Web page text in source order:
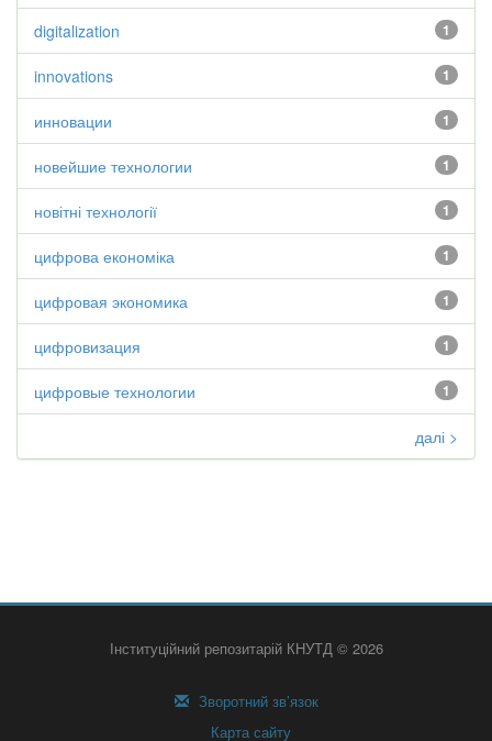
1
digitalization
1
innovations
1
инновации
1
новейшие технологии
1
новітні технології
1
цифрова економіка
1
цифровая экономика
1
цифровизация
1
цифровые технологии
далі >
Інституційний репозитарій КНУТД © 2026
Зворотний зв’язок
Карта сайту